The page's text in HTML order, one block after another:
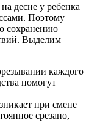
десне у ребенка
Поэтому
сохранению
Выделим
каждого
помогут
при смене
срезано,